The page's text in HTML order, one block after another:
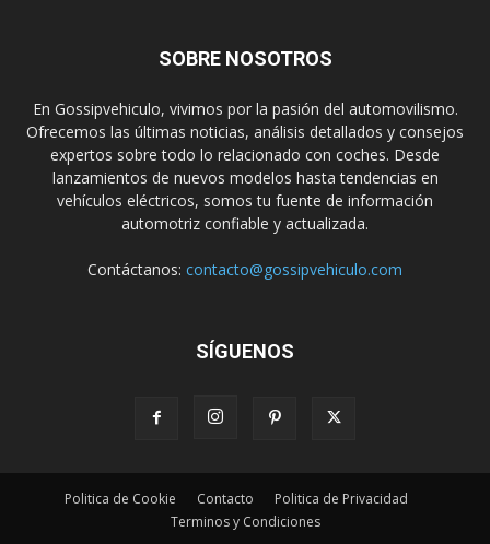
SOBRE NOSOTROS
En Gossipvehiculo, vivimos por la pasión del automovilismo.
Ofrecemos las últimas noticias, análisis detallados y consejos
expertos sobre todo lo relacionado con coches. Desde
lanzamientos de nuevos modelos hasta tendencias en
vehículos eléctricos, somos tu fuente de información
automotriz confiable y actualizada.
Contáctanos: contacto@gossipvehiculo.com
SÍGUENOS
Politica de Cookie Contacto
Politica de Privacidad
Terminos y Condiciones